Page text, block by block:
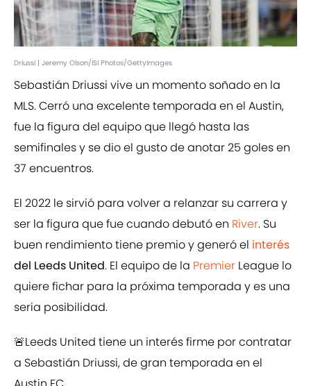
Driussi | Jeremy Olson/ISI Photos/GettyImages
Sebastián Driussi vive un momento soñado en la
MLS. Cerró una excelente temporada en el Austin,
fue la figura del equipo que llegó hasta las
semifinales y se dio el gusto de anotar 25 goles en
37 encuentros.
El 2022 le sirvió para volver a relanzar su carrera y
ser la figura que fue cuando debutó en River. Su
buen rendimiento tiene premio y generó el interés
del Leeds United. El equipo de la Premier League lo
quiere fichar para la próxima temporada y es una
seria posibilidad.
🚨Leeds United tiene un interés firme por contratar
a Sebastián Driussi, de gran temporada en el